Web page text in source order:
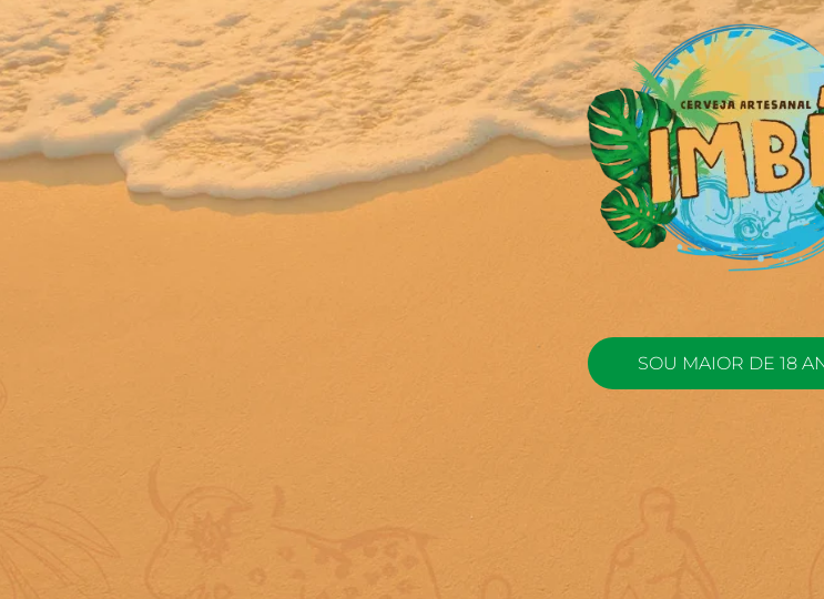
SOU MAIOR DE 18